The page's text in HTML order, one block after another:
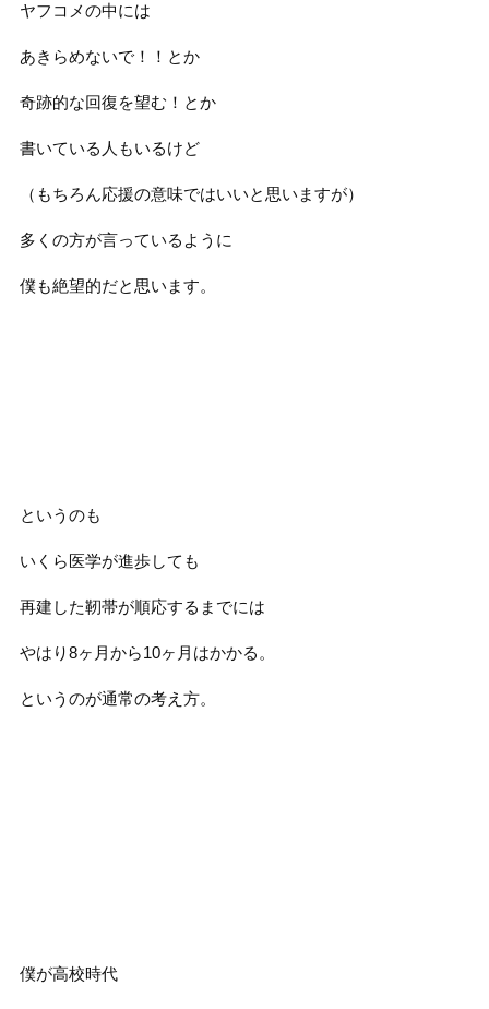
ヤフコメの中には
あきらめないで！！とか
奇跡的な回復を望む！とか
書いている人もいるけど
（もちろん応援の意味ではいいと思いますが）
多くの方が言っているように
僕も絶望的だと思います。
というのも
いくら医学が進歩しても
再建した靭帯が順応するまでには
やはり8ヶ月から10ヶ月はかかる。
というのが通常の考え方。
僕が高校時代